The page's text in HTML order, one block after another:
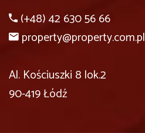
(+48) 42 630 56 66
property@property.com.pl
Al. Kościuszki 8 lok.2
90-419 Łódź